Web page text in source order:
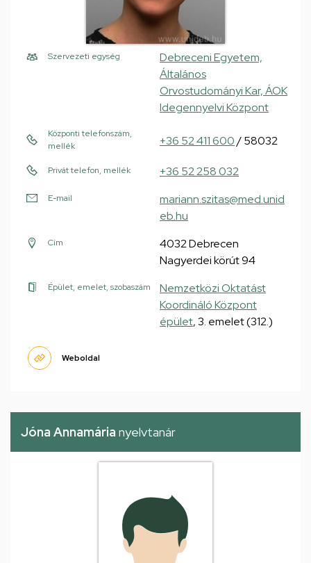
Szervezeti egység
Debreceni Egyetem,
Általános
Orvostudományi Kar, ÁOK
Idegennyelvi Központ
Központi telefonszám,
mellék
+36 52 411 600/ 58032
Privát telefon, mellék +36 52 258 032
E-mail
mariann.szitas@med.unid
eb.hu
Cím
4032 Debrecen
Nagyerdei körút 94
Épület, emelet, szobaszám
Nemzetközi Oktatást
Koordináló Központ
épület, 3. emelet (312.)
Weboldal
Jóna Annamária nyelvtanár